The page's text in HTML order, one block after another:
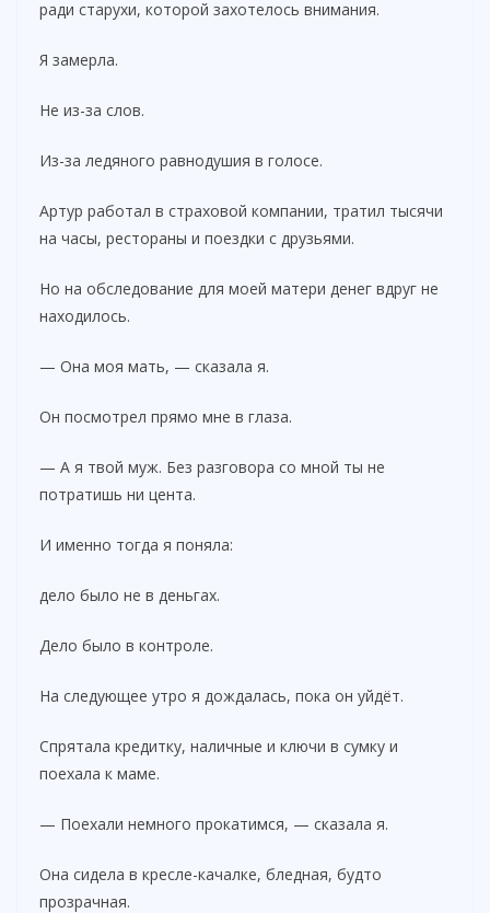
ради старухи, которой захотелось внимания.
Я замерла.
Не из-за слов.
Из-за ледяного равнодушия в голосе.
Артур работал в страховой компании, тратил тысячи
на часы, рестораны и поездки с друзьями.
Но на обследование для моей матери денег вдруг не
находилось.
— Она моя мать, — сказала я.
Он посмотрел прямо мне в глаза.
— А я твой муж. Без разговора со мной ты не
потратишь ни цента.
И именно тогда я поняла:
дело было не в деньгах.
Дело было в контроле.
На следующее утро я дождалась, пока он уйдёт.
Спрятала кредитку, наличные и ключи в сумку и
поехала к маме.
— Поехали немного прокатимся, — сказала я.
Она сидела в кресле-качалке, бледная, будто
прозрачная.